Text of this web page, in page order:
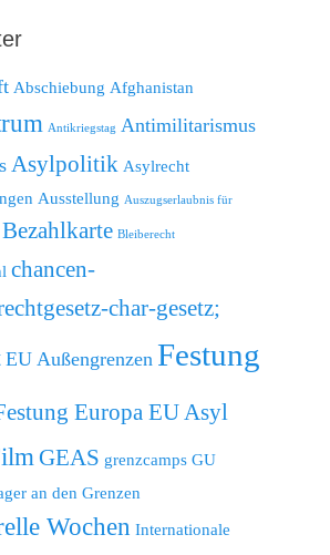
Abschiebung Afghanistan
Antikriegstag Antimilitarismus
Asylpolitik Asylrecht
Ausstellung Auszugserlaubnis für
Bezahlkarte Bleiberecht
chancen-
char-gesetz;
EU Außengrenzen Festung
Europa EU Asyl
GEAS grenzcamps GU
an den Grenzen
Wochen Internationale